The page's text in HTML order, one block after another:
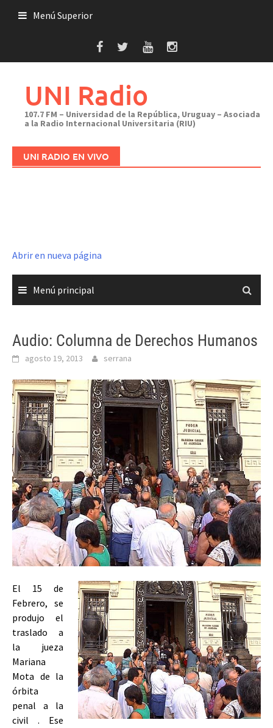
Menú Superior
UNI Radio
107.7 FM – Universidad de la República, Uruguay – Asociada
a la Radio Internacional Universitaria (RIU)
UNI RADIO EN VIVO
Abrir en nueva página
Menú principal
Audio: Columna de Derechos Humanos
agosto 19, 2013 serrana
El 15 de
Febrero, se
produjo el
traslado a
la jueza
Mariana
Mota de la
órbita
penal a la
civil . Ese